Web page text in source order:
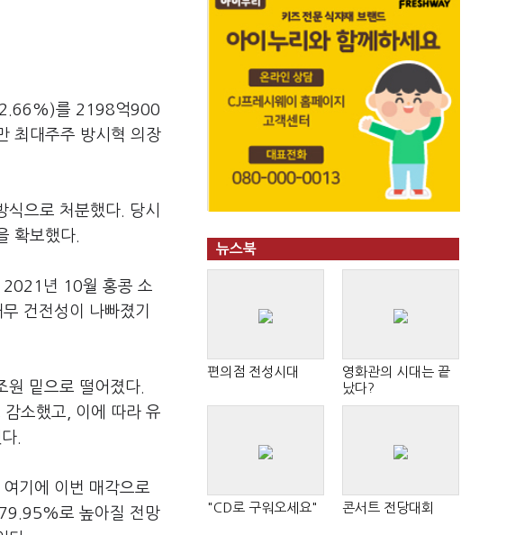
2.66%)를 2198억900
최대주주 방시혁 의장
으로 처분했다. 당시
확보했다.
2021년 10월 홍콩 소
건전성이 나빠졌기
밑으로 떨어졌다.
소했고, 이에 따라 유
.
기에 이번 매각으로
로 높아질 전망
뉴스북
편의점 전성시대
영화관의 시대는 끝
났다?
"CD로 구워오세요" 콘서트 전당대회